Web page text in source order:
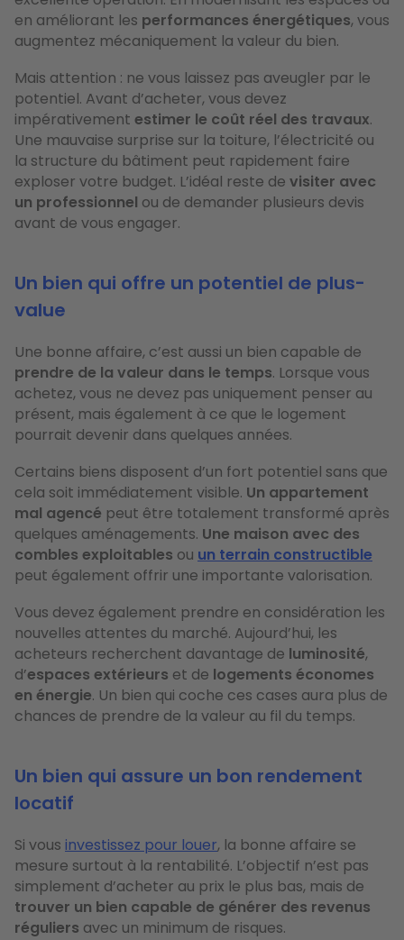
en améliorant les performances énergétiques, vous
augmentez mécaniquement la valeur du bien.
Mais attention : ne vous laissez pas aveugler par le
potentiel. Avant d’acheter, vous devez
impérativement estimer le coût réel des travaux.
Une mauvaise surprise sur la toiture, l’électricité ou
la structure du bâtiment peut rapidement faire
exploser votre budget. L’idéal reste de visiter avec
un professionnel ou de demander plusieurs devis
avant de vous engager.
Un bien qui offre un potentiel de plus-
value
Une bonne affaire, c’est aussi un bien capable de
prendre de la valeur dans le temps. Lorsque vous
achetez, vous ne devez pas uniquement penser au
présent, mais également à ce que le logement
pourrait devenir dans quelques années.
Certains biens disposent d’un fort potentiel sans que
cela soit immédiatement visible. Un appartement
mal agencé peut être totalement transformé après
quelques aménagements. Une maison avec des
combles exploitables ou un terrain constructible
peut également offrir une importante valorisation.
Vous devez également prendre en considération les
nouvelles attentes du marché. Aujourd’hui, les
acheteurs recherchent davantage de luminosité,
d’espaces extérieurs et de logements économes
en énergie. Un bien qui coche ces cases aura plus de
chances de prendre de la valeur au fil du temps.
Un bien qui assure un bon rendement
locatif
Si vous investissez pour louer, la bonne affaire se
mesure surtout à la rentabilité. L’objectif n’est pas
simplement d’acheter au prix le plus bas, mais de
trouver un bien capable de générer des revenus
réguliers avec un minimum de risques.